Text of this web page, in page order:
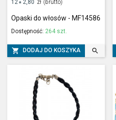
12* 2,80 zł (brutto)
Opaski do włosów - MF14586
Dostępność: 264 szt.
 DODAJ DO KOSZYKA 